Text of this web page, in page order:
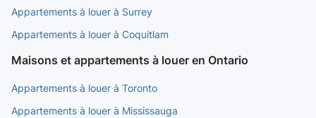
Appartements à louer à Surrey
Appartements à louer à Coquitlam
Maisons et appartements à louer en Ontario
Appartements à louer à Toronto
Appartements à louer à Mississauga